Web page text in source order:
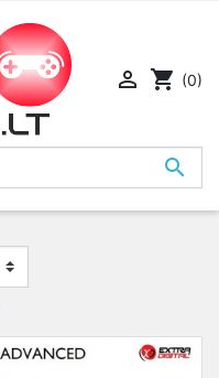

 shopping_cart (0)